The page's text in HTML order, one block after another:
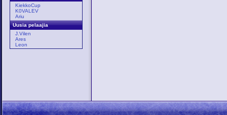
KiekkoCup
K0VALEV
Ariu
Uusia pelaajia
J.Vilen
Ares
Leon